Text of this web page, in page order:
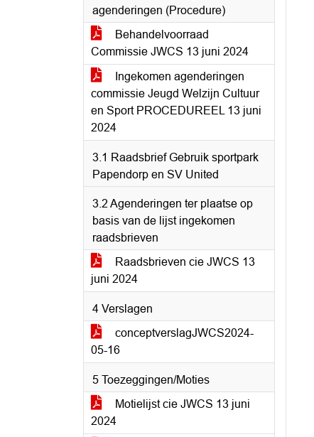
agenderingen (Procedure)
Behandelvoorraad
Commissie JWCS 13 juni 2024
Ingekomen agenderingen
commissie Jeugd Welzijn Cultuur
en Sport PROCEDUREEL 13 juni
2024
3.1 Raadsbrief Gebruik sportpark
Papendorp en SV United
3.2 Agenderingen ter plaatse op
basis van de lijst ingekomen
raadsbrieven
Raadsbrieven cie JWCS 13
juni 2024
4 Verslagen
conceptverslagJWCS2024-
05-16
5 Toezeggingen/Moties
Motielijst cie JWCS 13 juni
2024